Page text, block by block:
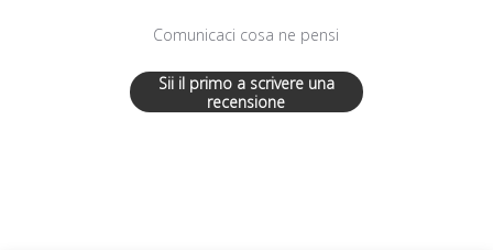
Comunicaci cosa ne pensi
Sii il primo a scrivere una
recensione